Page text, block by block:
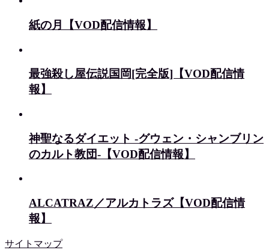
紙の月【VOD配信情報】
最強殺し屋伝説国岡[完全版]【VOD配信情
報】
神聖なるダイエット -グウェン・シャンブリン
のカルト教団-【VOD配信情報】
ALCATRAZ／アルカトラズ【VOD配信情
報】
サイトマップ